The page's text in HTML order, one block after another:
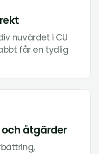
nuvärdet i CU
får en tydlig
åtgärder